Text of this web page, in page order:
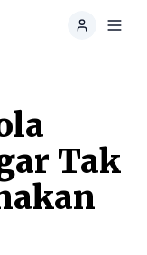
Tak